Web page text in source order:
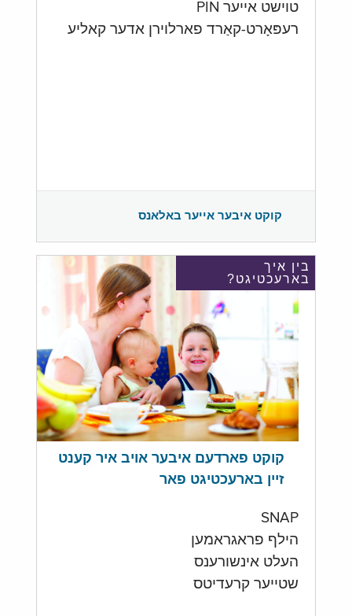
טוישט אייער PIN
רעפּאָרט-קאַרד פארלוירן אדער קאליע
קוקט איבער אייער באלאנס
בין איך
בארעכטיגט?
קוקט פארדעם איבער אויב איר קענט
זיין בארעכטיגט פאר
SNAP
הילף פראגראמען
העלט אינשורענס
שטייער קרעדיטס